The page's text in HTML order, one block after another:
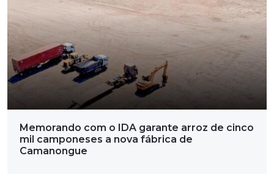
Memorando com o IDA garante arroz de cinco
mil camponeses a nova fábrica de
Camanongue